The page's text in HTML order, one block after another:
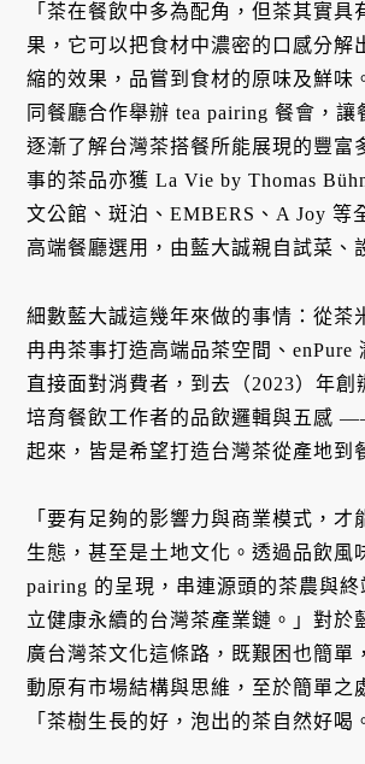
「茶在餐飲中多為配角，但茶其實具
果，它可以把食材中濃密的口感分解
縮的效果，品嘗到食材的原味及鮮味
同餐廳合作舉辦 tea pairing 餐會，讓
逐漸了解台灣茶搭餐所能展現的豐富
事的茶品亦獲 La Vie by Thomas
文公館、斑泊、EMBERS、A Joy 等
高端餐廳選用，由藍大誠親自試菜、
細數藍大誠這幾年來做的事情：從茶
冉冉茶事打造高端品茶空間、enPure
直接面對消費者，到去（2023）年創
培育餐飲工作者的品飲邏輯與五感
起來，皆是希望打造台灣茶從產地到
「要有足夠的影響力與商業模式，才
生態，甚至是土地文化。透過品飲風
pairing 的呈現，串連源頭的茶農與
立健康永續的台灣茶產業鏈。」對於
廣台灣茶文化這條路，既艱困也簡單
動原有市場結構與思維，至於簡單之
「茶樹生長的好，泡出的茶自然好喝